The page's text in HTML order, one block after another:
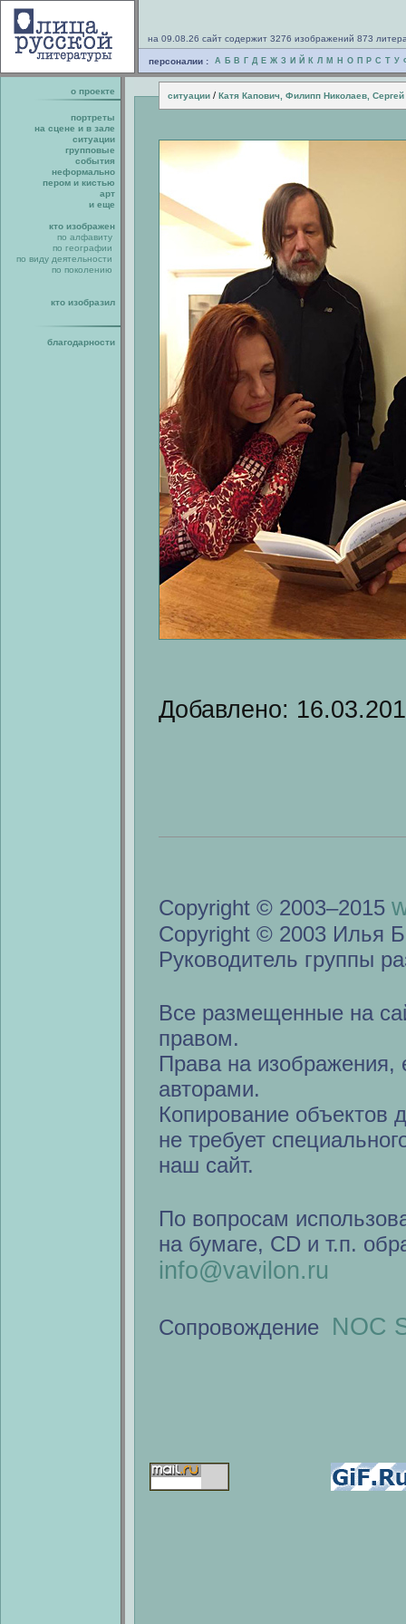
на 09.08.26 сайт содержит 3276 изображений 873
персоналии : А Б В Г Д Е Ж З И Й К Л М Н О П Р С Т У
о проекте ситуации / Катя Капович, Филипп Николаев, Сергей
портреты
на сцене и в зале
ситуации
групповые
события
неформально
пером и кистью
арт
и еще
кто изображен
по алфавиту
по географии
по виду деятельности
по поколению
кто изобразил
благодарности
Добавлено:
Copyright © 2003–2015
Copyright © 2003 Илья
Руководитель группы
Все размещенные на
правом.
Права на изображения,
авторами.
Копирование объектов
не требует
наш сайт.
По вопросам
на бумаге, CD и т.п.
info@vavilon.ru
Сопровождение NOC